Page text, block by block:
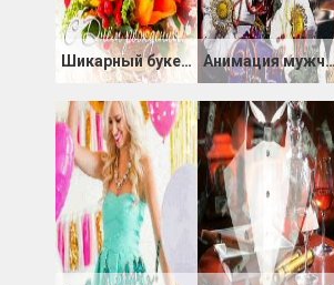
Шикарный букет на день Рожденья Анимация мужчине с